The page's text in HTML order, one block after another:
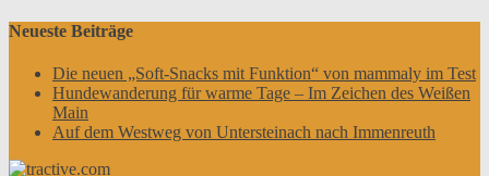
Neueste Beiträge
Die neuen „Soft-Snacks mit Funktion“ von mammaly im Test
Hundewanderung für warme Tage – Im Zeichen des Weißen
Main
Auf dem Westweg von Untersteinach nach Immenreuth